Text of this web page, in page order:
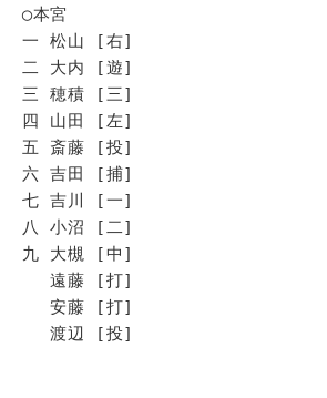
◯本宮
一 松山 [右]
二 大内 [遊]
三 穂積 [三]
四 山田 [左]
五 斎藤 [投]
六 吉田 [捕]
七 吉川 [一]
八 小沼 [二]
九 大槻 [中]
遠藤 [打]
安藤 [打]
渡辺 [投]